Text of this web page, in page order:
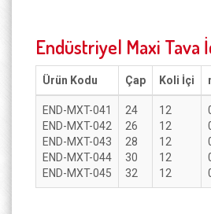
Endüstriyel Maxi Tava
Ürün Kodu Çap Koli İçi
END-MXT-041
END-MXT-042
END-MXT-043
END-MXT-044
END-MXT-045
24
26
28
30
32
12
12
12
12
12